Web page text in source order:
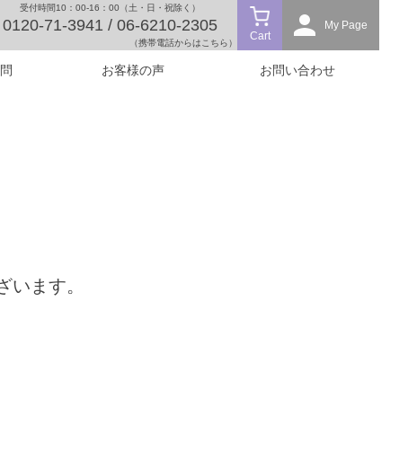
受付時間10：00-16：00（土・日・祝除く）
0120-71-3941 / 06-6210-2305
（携帯電話からはこちら）
Cart
My Page
お客様の声 お問い合わせ
ます。